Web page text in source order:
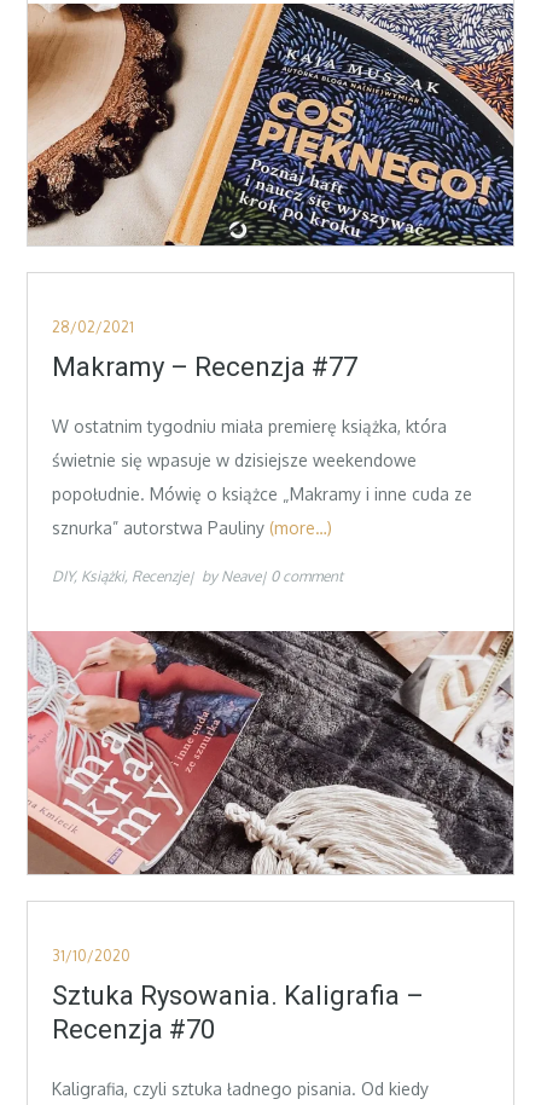
Posted
on
28/02/2021
Makramy – Recenzja #77
W ostatnim tygodniu miała premierę książka, która
świetnie się wpasuje w dzisiejsze weekendowe
popołudnie. Mówię o książce „Makramy i inne cuda ze
sznurka” autorstwa Pauliny (more…)
DIY Książki Recenzje by Neave 0 comment
Posted
on
31/10/2020
Sztuka Rysowania. Kaligrafia –
Recenzja #70
Kaligrafia, czyli sztuka ładnego pisania. Od kiedy